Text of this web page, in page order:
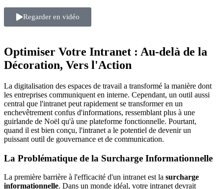
Regarder en vidéo
Optimiser Votre Intranet : Au-delà de la
Décoration, Vers l'Action
La digitalisation des espaces de travail a transformé la manière dont
les entreprises communiquent en interne. Cependant, un outil aussi
central que l'intranet peut rapidement se transformer en un
enchevêtrement confus d'informations, ressemblant plus à une
guirlande de Noël qu'à une plateforme fonctionnelle. Pourtant,
quand il est bien conçu, l'intranet a le potentiel de devenir un
puissant outil de gouvernance et de communication.
La Problématique de la Surcharge Informationnelle
La première barrière à l'efficacité d'un intranet est la surcharge
informationnelle. Dans un monde idéal, votre intranet devrait